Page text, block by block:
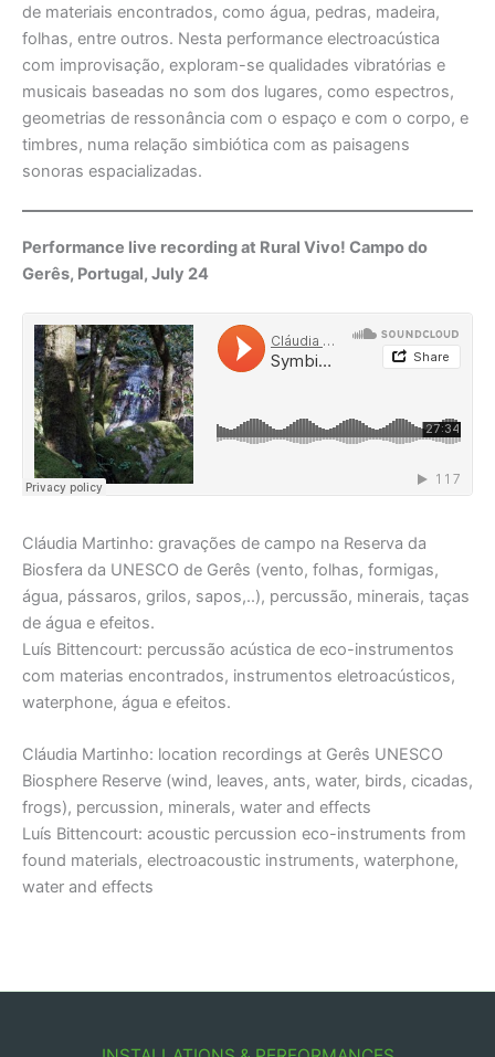
de materiais encontrados, como água, pedras, madeira,
folhas, entre outros. Nesta performance electroacústica
com improvisação, exploram-se qualidades vibratórias e
musicais baseadas no som dos lugares, como espectros,
geometrias de ressonância com o espaço e com o corpo, e
timbres, numa relação simbiótica com as paisagens
sonoras espacializadas.
Performance live recording at Rural Vivo! Campo do
Gerês, Portugal, July 24
Cláudia Martinho: gravações de campo na Reserva da
Biosfera da UNESCO de Gerês (vento, folhas, formigas,
água, pássaros, grilos, sapos,..), percussão, minerais, taças
de água e efeitos.
Luís Bittencourt: percussão acústica de eco-instrumentos
com materias encontrados, instrumentos eletroacústicos,
waterphone, água e efeitos.
Cláudia Martinho: location recordings at Gerês UNESCO
Biosphere Reserve (wind, leaves, ants, water, birds, cicadas,
frogs), percussion, minerals, water and effects
Luís Bittencourt: acoustic percussion eco-instruments from
found materials, electroacoustic instruments, waterphone,
water and effects